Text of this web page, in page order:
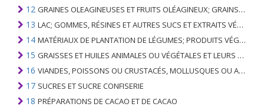
12 GRAINES OLEAGINEUSES ET FRUITS OLÉAGINEUX; GRAINS DIVERS, GRAINES ET FRUITS, PLANTES INDUSTRIELLES OU MÉDICINALES; PAILLE ET FOURRAGE
13 LAC; GOMMES, RÉSINES ET AUTRES SUCS ET EXTRAITS VÉGÉTAUX
14 MATÉRIAUX DE PLANTATION DE LÉGUMES; PRODUITS VÉGÉTAUX NON DÉNOMMÉS NI COMPRIS AILLEURS
15 GRAISSES ET HUILES ANIMALES OU VÉGÉTALES ET LEURS PRODUITS DE CLIVAGE; GRAISSES ANIMALES PRÉPARÉES; CIRES ANIMALES OU VÉGÉTALES
16 VIANDES, POISSONS OU CRUSTACÉS, MOLLUSQUES OU AUTRES INVERTÉBRÉS AQUATIQUES; PRÉPARATIONS DE CELLES-CI
17 SUCRES ET SUCRE CONFISERIE
18 PRÉPARATIONS DE CACAO ET DE CACAO